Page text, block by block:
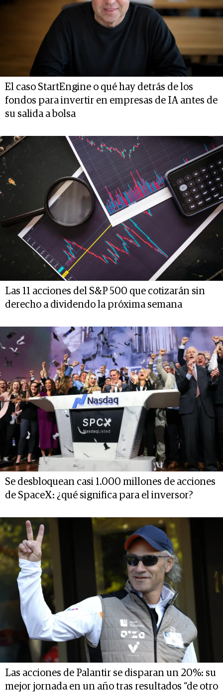
El caso StartEngine o qué hay detrás de los
fondos para invertir en empresas de IA antes de
su salida a bolsa
Las 11 acciones del S&P 500 que cotizarán sin
derecho a dividendo la próxima semana
Se desbloquean casi 1.000 millones de acciones
de SpaceX: ¿qué significa para el inversor?
Las acciones de Palantir se disparan un 20%: su
mejor jornada en un año tras resultados “de otro